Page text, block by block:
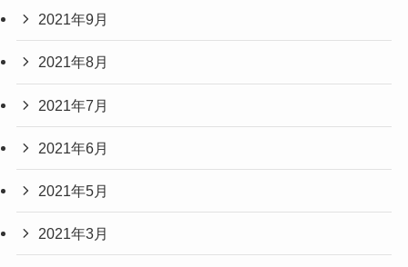
2021年9月
2021年8月
2021年7月
2021年6月
2021年5月
2021年3月